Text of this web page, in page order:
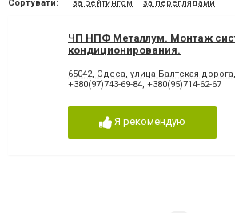
Сортувати: за рейтингом за переглядами
ЧП НПФ Металлум. Монтаж
кондиционирования.
65042, Одеса, улица Балтская
+380(97)743-69-84, +380(95)714-62-67
Я рекомендую